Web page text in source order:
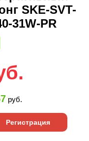
SKE-SVT-
31W-PR
руб.
Регистрация